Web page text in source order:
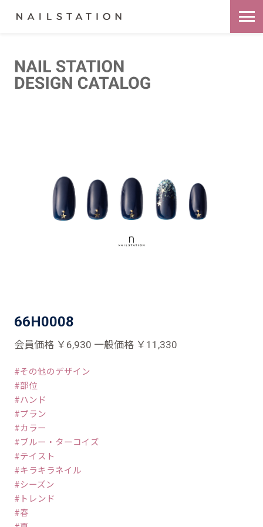
66H0008
会員価格 ￥6,930 一般価格 ￥11,330
その他のデザイン
部位
ハンド
プラン
カラー
ブルー・ターコイズ
テイスト
キラキラネイル
シーズン
トレンド
春